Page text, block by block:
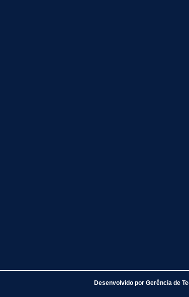
Desenvolvido por Gerência de